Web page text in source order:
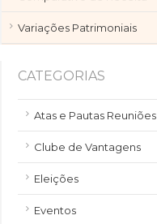
Variações Patrimoniais
CATEGORIAS
Atas e Pautas Reuniões
Clube de Vantagens
Eleições
Eventos